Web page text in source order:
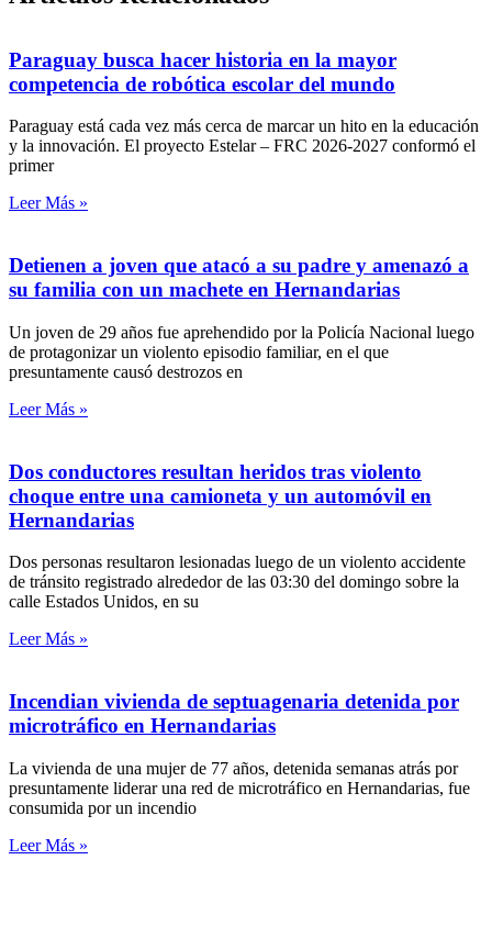
Paraguay busca hacer historia en la mayor
competencia de robótica escolar del mundo
Paraguay está cada vez más cerca de marcar un hito en la educación
y la innovación. El proyecto Estelar – FRC 2026-2027 conformó el
primer
Leer Más »
Detienen a joven que atacó a su padre y amenazó a
su familia con un machete en Hernandarias
Un joven de 29 años fue aprehendido por la Policía Nacional luego
de protagonizar un violento episodio familiar, en el que
presuntamente causó destrozos en
Leer Más »
Dos conductores resultan heridos tras violento
choque entre una camioneta y un automóvil en
Hernandarias
Dos personas resultaron lesionadas luego de un violento accidente
de tránsito registrado alrededor de las 03:30 del domingo sobre la
calle Estados Unidos, en su
Leer Más »
Incendian vivienda de septuagenaria detenida por
microtráfico en Hernandarias
La vivienda de una mujer de 77 años, detenida semanas atrás por
presuntamente liderar una red de microtráfico en Hernandarias, fue
consumida por un incendio
Leer Más »